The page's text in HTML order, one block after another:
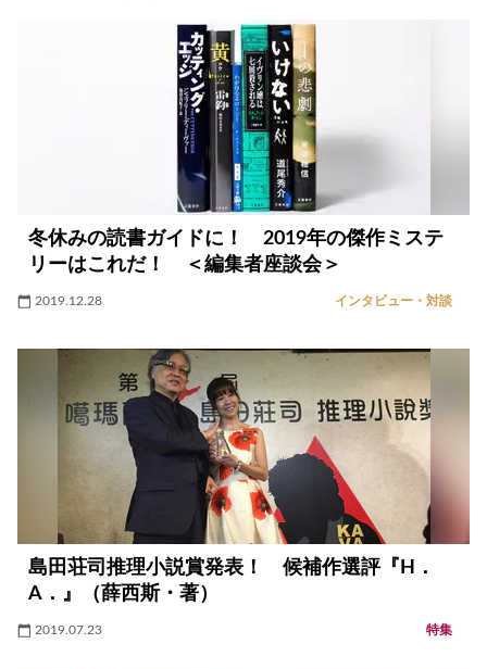
冬休みの読書ガイドに！ 2019年の傑作ミステ
リーはこれだ！ ＜編集者座談会＞
2019.12.28 インタビュー・対談
島田荘司推理小説賞発表！ 候補作選評『H．
A．』（薛西斯・著）
2019.07.23 特集